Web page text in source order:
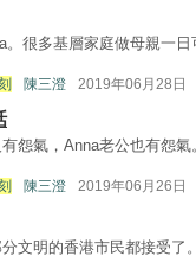
。很多基層家庭做母親一
陳三澄 2019年06月28日
怨氣，Anna老公也有怨
陳三澄 2019年06月26日
文明的香港市民都接受